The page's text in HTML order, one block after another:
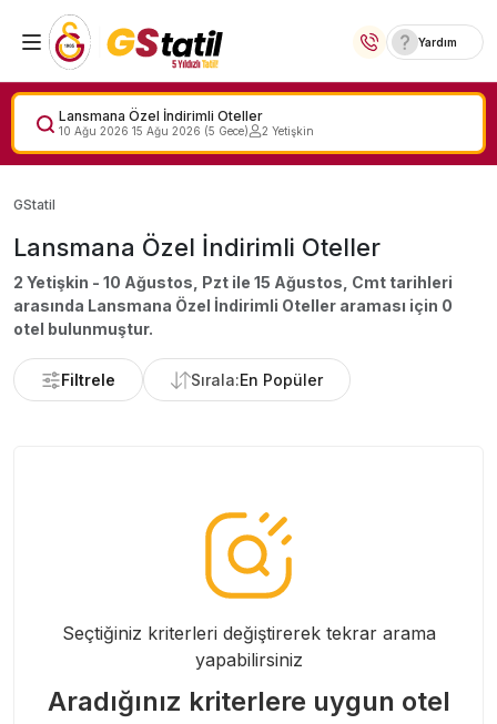
Yurt İçi Oteller
Temalı Oteller
Kıbrıs Otelleri
Taraftar Otelleri
Yurt Dışı Turlar
Yardım
Lansmana Özel İndirimli Oteller
10 Ağu 2026 15 Ağu 2026 (5 Gece) 2 Yetişkin
GStatil
Lansmana Özel İndirimli Oteller
2 Yetişkin - 10 Ağustos, Pzt ile 15 Ağustos, Cmt tarihleri
arasında Lansmana Özel İndirimli Oteller araması için 0
otel bulunmuştur.
Filtrele Sırala:En Popüler
Seçtiğiniz kriterleri değiştirerek tekrar arama
yapabilirsiniz
Aradığınız kriterlere uygun otel